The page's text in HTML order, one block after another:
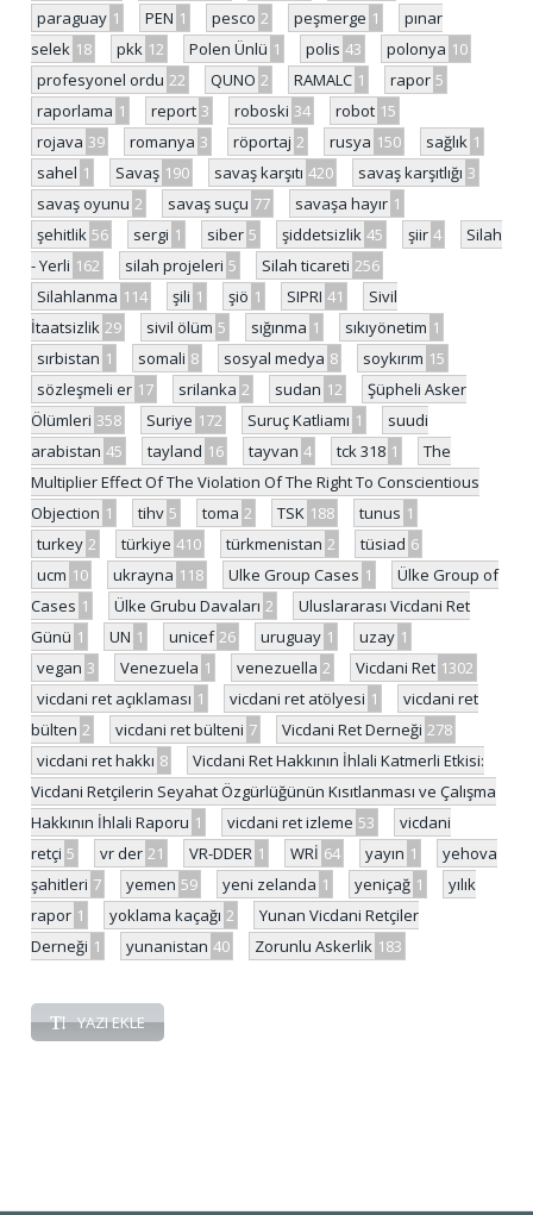
paraguay 1 PEN 1 pesco 2 peşmerge 1
pınar
selek 18 pkk 12 Polen Ünlü 1 polis 43 polonya 10
profesyonel ordu 22 QUNO 2 RAMALC 1 rapor 5
raporlama 1 report 3 roboski 34 robot 15
rojava 39 romanya 3 röportaj 2 rusya 150 sağlık 1
sahel 1 Savaş 190 savaş karşıtı 420 savaş karşıtlığı 3
savaş oyunu 2 savaş suçu 77 savaşa hayır 1
şehitlik 56 sergi 1 siber 5 şiddetsizlik 45 şiir 4
Silah
- Yerli 162 silah projeleri 5 Silah ticareti 256
Silahlanma 114 şili 1 şiö 1 SIPRI 41
Sivil
İtaatsizlik 29 sivil ölüm 5 sığınma 1 sıkıyönetim 1
sırbistan 1 somali 8 sosyal medya 8 soykırım 15
sözleşmeli er 17 srilanka 2 sudan 12
Şüpheli Asker
Ölümleri 358 Suriye 172 Suruç Katliamı 1
suudi
arabistan 45 tayland 16 tayvan 4 tck 318 1
The
Multiplier Effect Of The Violation Of The Right To Conscientious
Objection 1 tihv 5 toma 2 TSK 188 tunus 1
turkey 2 türkiye 410 türkmenistan 2 tüsiad 6
ucm 10 ukrayna 118 Ulke Group Cases 1
Ülke Group of
Cases 1 Ülke Grubu Davaları 2
Uluslararası Vicdani Ret
Günü 1 UN 1 unicef 26 uruguay 1 uzay 1
vegan 3 Venezuela 1 venezuella 2 Vicdani Ret 1302
vicdani ret açıklaması 1 vicdani ret atölyesi 1
vicdani ret
bülten 2 vicdani ret bülteni 7 Vicdani Ret Derneği 278
vicdani ret hakkı 8
Vicdani Ret Hakkının İhlali Katmerli Etkisi:
Vicdani Retçilerin Seyahat Özgürlüğünün Kısıtlanması ve Çalışma
Hakkının İhlali Raporu 1 vicdani ret izleme 53
vicdani
retçi 5 vr der 21 VR-DDER 1 WRİ 64 yayın 1
yehova
şahitleri 7 yemen 59 yeni zelanda 1 yeniçağ 1
yılık
rapor 1 yoklama kaçağı 2
Yunan Vicdani Retçiler
Derneği 1 yunanistan 40 Zorunlu Askerlik 183
YAZI EKLE